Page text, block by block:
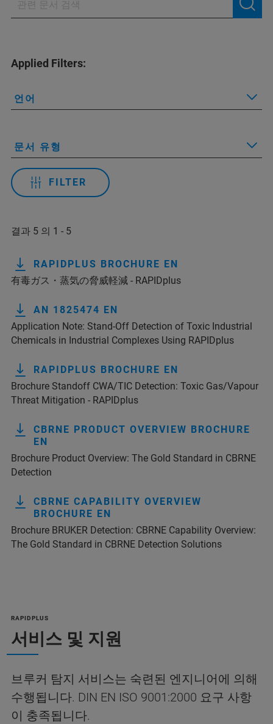
Applied Filters:
언어
문서 유형
FILTER
결과 5 의 1 - 5
RAPIDPLUS BROCHURE EN
有毒ガス・蒸気の脅威軽減 - RAPIDplus
AN 1825474 EN
Application Note: Stand-Off Detection of Toxic Industrial
Chemicals in Industrial Complexes Using RAPIDplus
RAPIDPLUS BROCHURE EN
Brochure Standoff CWA/TIC Detection: Toxic Gas/Vapour
Threat Mitigation - RAPIDplus
CBRNE PRODUCT OVERVIEW BROCHURE
EN
Brochure Product Overview: The Gold Standard in CBRNE
Detection
CBRNE CAPABILITY OVERVIEW
BROCHURE EN
Brochure BRUKER Detection: CBRNE Capability Overview:
The Gold Standard in CBRNE Detection Solutions
RAPIDPLUS
서비스 및 지원
브루커 탐지 서비스는 숙련된 엔지니어에 의해
수행됩니다. DIN EN ISO 9001:2000 요구 사항
이 충족됩니다.